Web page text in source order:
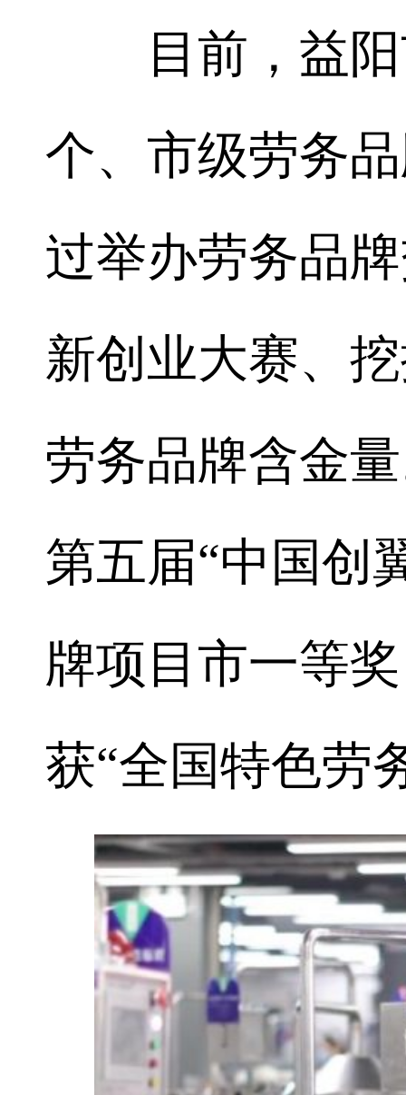
目前，益阳
个、市级劳务
过举办劳务品
新创业大赛、
劳务品牌含金
第五届“中国创
牌项目市一等
获“全国特色劳